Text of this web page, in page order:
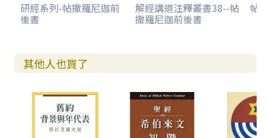
研經系列-帖撒羅尼迦前
後書
解經講道注釋叢書38--帖
撒羅尼迦前後書
帖
其他人也買了